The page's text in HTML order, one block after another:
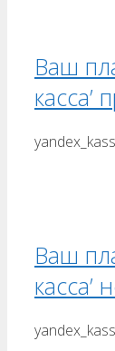
Ваш
касса’
Ваш
касса’